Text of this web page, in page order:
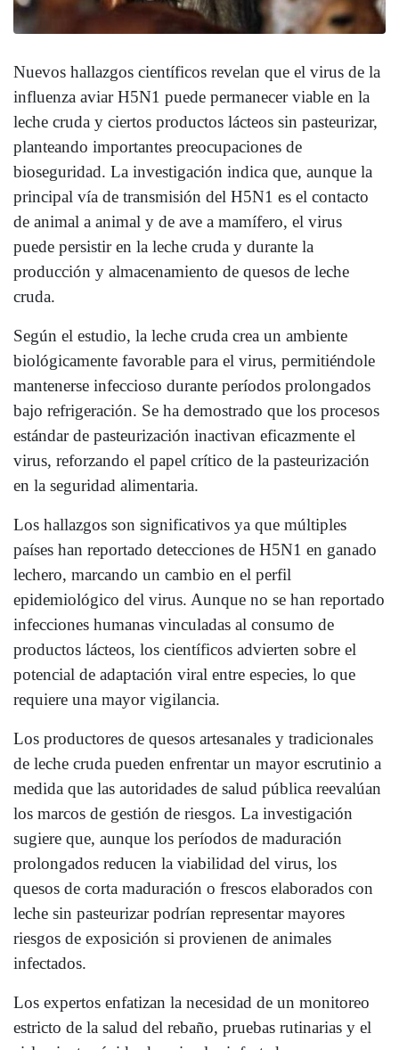
Nuevos hallazgos científicos revelan que el virus de la
influenza aviar H5N1 puede permanecer viable en la
leche cruda y ciertos productos lácteos sin pasteurizar,
planteando importantes preocupaciones de
bioseguridad. La investigación indica que, aunque la
principal vía de transmisión del H5N1 es el contacto
de animal a animal y de ave a mamífero, el virus
puede persistir en la leche cruda y durante la
producción y almacenamiento de quesos de leche
cruda.
Según el estudio, la leche cruda crea un ambiente
biológicamente favorable para el virus, permitiéndole
mantenerse infeccioso durante períodos prolongados
bajo refrigeración. Se ha demostrado que los procesos
estándar de pasteurización inactivan eficazmente el
virus, reforzando el papel crítico de la pasteurización
en la seguridad alimentaria.
Los hallazgos son significativos ya que múltiples
países han reportado detecciones de H5N1 en ganado
lechero, marcando un cambio en el perfil
epidemiológico del virus. Aunque no se han reportado
infecciones humanas vinculadas al consumo de
productos lácteos, los científicos advierten sobre el
potencial de adaptación viral entre especies, lo que
requiere una mayor vigilancia.
Los productores de quesos artesanales y tradicionales
de leche cruda pueden enfrentar un mayor escrutinio a
medida que las autoridades de salud pública reevalúan
los marcos de gestión de riesgos. La investigación
sugiere que, aunque los períodos de maduración
prolongados reducen la viabilidad del virus, los
quesos de corta maduración o frescos elaborados con
leche sin pasteurizar podrían representar mayores
riesgos de exposición si provienen de animales
infectados.
Los expertos enfatizan la necesidad de un monitoreo
estricto de la salud del rebaño, pruebas rutinarias y el